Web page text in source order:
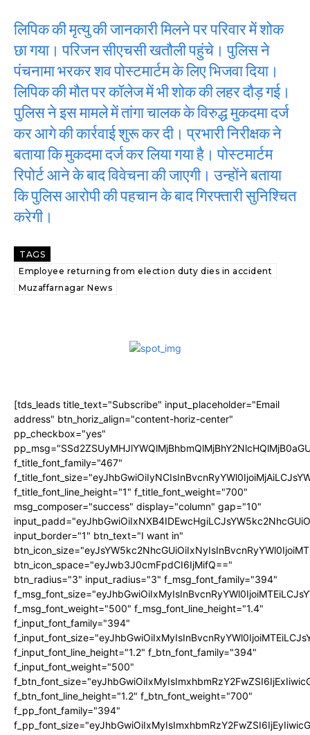
लिपिक की मृत्यु की जानकारी मिलने पर परिवार में शोक
छा गया। परिजन सीएचसी खतौली पहुंचे। पुलिस ने
पंचनामा भरकर शव पोस्टमार्टम के लिए भिजवा दिया।
लिपिक की मौत पर कॉलेज में भी शोक की लहर दौड़ गई।
पुलिस ने इस मामले में तांगा चालक के विरुद्ध मुकदमा दर्ज
कर आगे की कार्रवाई शुरू कर दी। प्रभारी निरीक्षक ने
बताया कि मुकदमा दर्ज कर लिया गया है। पोस्टमार्टम
रिपोर्ट आने के बाद विवेचना की जाएगी। उन्होंने बताया
कि पुलिस आरोपी की पहचान के बाद गिरफ्तारी सुनिश्चित
करेगी।
TAGS
Employee returning from election duty dies in accident
Muzaffarnagar News
[tds_leads title_text="Subscribe" input_placeholder="Email
address" btn_horiz_align="content-horiz-center"
pp_checkbox="yes"
f_title_font_family="467"
f_title_font_line_height="1" f_title_font_weight="700"
msg_composer="success" display="column" gap="10"
input_border="1" btn_text="I want in"
btn_icon_space="eyJwb3J0cmFpdCI6IjMifQ=="
btn_radius="3" input_radius="3" f_msg_font_family="394"
f_msg_font_weight="500" f_msg_font_line_height="1.4"
f_input_font_family="394"
f_input_font_line_height="1.2" f_btn_font_family="394"
f_input_font_weight="500"
f_btn_font_line_height="1.2" f_btn_font_weight="700"
f_pp_font_family="394"